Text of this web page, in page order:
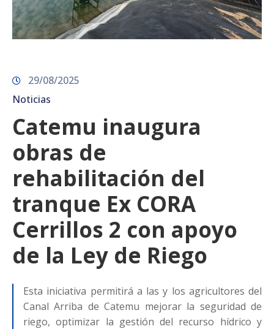
29/08/2025
Noticias
Catemu inaugura
obras de
rehabilitación del
tranque Ex CORA
Cerrillos 2 con apoyo
de la Ley de Riego
Esta iniciativa permitirá a las y los agricultores del
Canal Arriba de Catemu mejorar la seguridad de
riego, optimizar la gestión del recurso hídrico y